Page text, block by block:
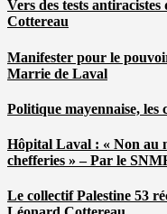
Vers des tests
Cottereau
Manifester pour le
Marrie de Laval
Politique mayennaise,
Hôpital Laval : « Non au
chefferies » – Par le
Le collectif Palestine 53